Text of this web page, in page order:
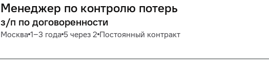
Менеджер по контролю потерь
з/п по договоренности
Москва 1‒3 года 5 через 2 Постоянный контракт